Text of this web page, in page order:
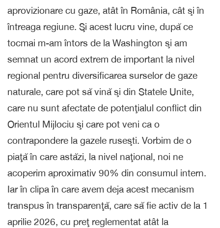
aprovizionare cu gaze, atât în România, cât şi în
întreaga regiune. Şi acest lucru vine, după ce
tocmai m-am întors de la Washington şi am
semnat un acord extrem de important la nivel
regional pentru diversificarea surselor de gaze
naturale, care pot să vină şi din Statele Unite,
care nu sunt afectate de potenţialul conflict din
Orientul Mijlociu şi care pot veni ca o
contrapondere la gazele ruseşti. Vorbim de o
piaţă în care astăzi, la nivel naţional, noi ne
acoperim aproximativ 90% din consumul intern.
Iar în clipa în care avem deja acest mecanism
transpus în transparenţă, care să fie activ de la 1
aprilie 2026, cu preţ reglementat atât la